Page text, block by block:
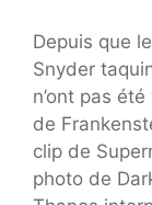
Depuis que
Snyder
n’ont pas
de
clip de
photo de